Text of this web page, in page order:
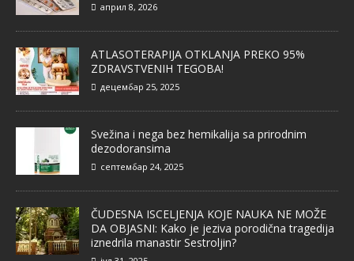
април 8, 2026
ATLASOTERAPIJA OTKLANJA PREKO 95%
ZDRAVSTVENIH TEGOBA!
децембар 25, 2025
Svežina i nega bez hemikalija sa prirodnim
dezodoransima
септембар 24, 2025
ČUDESNA ISCELJENJA KOJE NAUKA NE MOŽE
DA OBJASNI: Kako je jeziva porodična tragedija
iznedrila manastir Sestroljin?